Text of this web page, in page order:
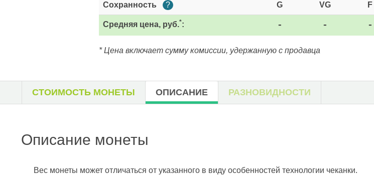
Сохранность ? G VG F
Средняя цена, руб.*: - - -
* Цена включает сумму комиссии, удержанную с продавца
СТОИМОСТЬ МОНЕТЫ ОПИСАНИЕ РАЗНОВИДНОСТИ
Описание монеты
Вес монеты может отличаться от указанного в виду особенностей технологии чеканки.